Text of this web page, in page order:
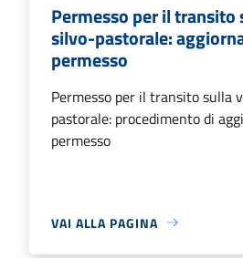
Permesso per il
silvo-pastorale:
permesso
Permesso per il transito sulla
pastorale: procedimento di
permesso
VAI ALLA PAGINA